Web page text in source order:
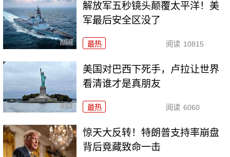
解放军五秒镜头颠覆太平洋！美
军最后安全区没了
最热 阅读 10815
美国对巴西下死手，卢拉让世界
看清谁才是真朋友
最热 阅读 6060
惊天大反转！特朗普支持率崩盘
背后竟藏致命一击